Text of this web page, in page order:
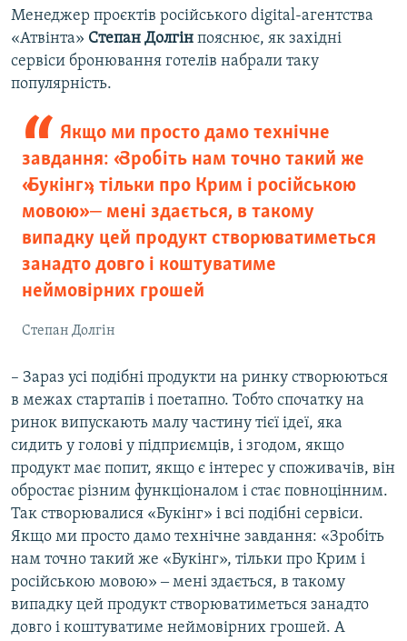
Менеджер проєктів російського digital-агентства
«Атвінта» Степан Долгін пояснює, як західні
сервіси бронювання готелів набрали таку
популярність.
Якщо ми просто дамо технічне
завдання: «Зробіть нам точно такий же
«Букінг», тільки про Крим і російською
мовою» ‒ мені здається, в такому
випадку цей продукт створюватиметься
занадто довго і коштуватиме
неймовірних грошей
Степан Долгін
– Зараз усі подібні продукти на ринку створюються
в межах стартапів і поетапно. Тобто спочатку на
ринок випускають малу частину тієї ідеї, яка
сидить у голові у підприємців, і згодом, якщо
продукт має попит, якщо є інтерес у споживачів, він
обростає різним функціоналом і стає повноцінним.
Так створювалися «Букінг» і всі подібні сервіси.
Якщо ми просто дамо технічне завдання: «Зробіть
нам точно такий же «Букінг», тільки про Крим і
російською мовою» ‒ мені здається, в такому
випадку цей продукт створюватиметься занадто
довго і коштуватиме неймовірних грошей. А